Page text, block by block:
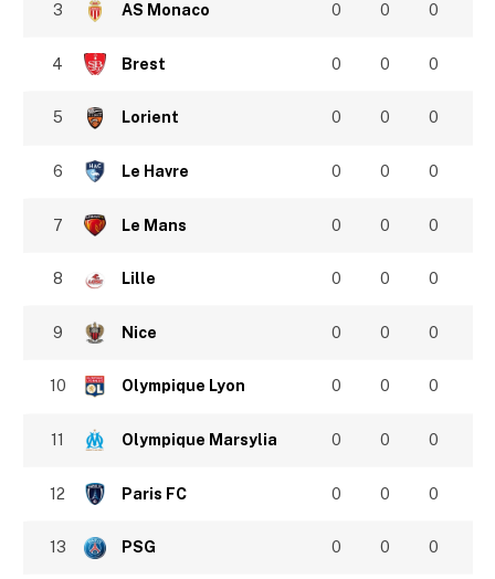
3 AS Monaco 0 0 0
4 Brest 0 0 0
5 Lorient 0 0 0
6 Le Havre 0 0 0
7 Le Mans 0 0 0
8 Lille 0 0 0
9 Nice 0 0 0
10 Olympique Lyon 0 0 0
11 Olympique Marsylia 0 0 0
12 Paris FC 0 0 0
13 PSG 0 0 0